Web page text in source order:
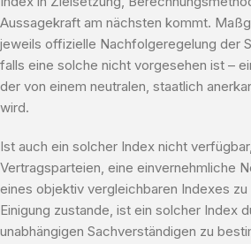
Aussagekraft am nächsten kommt.
jeweils offizielle Nachfolgeregelung der
falls eine solche nicht vorgesehen ist –
der von einem neutralen, staatlich
wird.
Ist auch ein solcher Index nicht
Vertragsparteien, eine einvernehmliche
eines objektiv vergleichbaren Indexes
Einigung zustande, ist ein solcher Index
unabhängigen Sachverständigen zu